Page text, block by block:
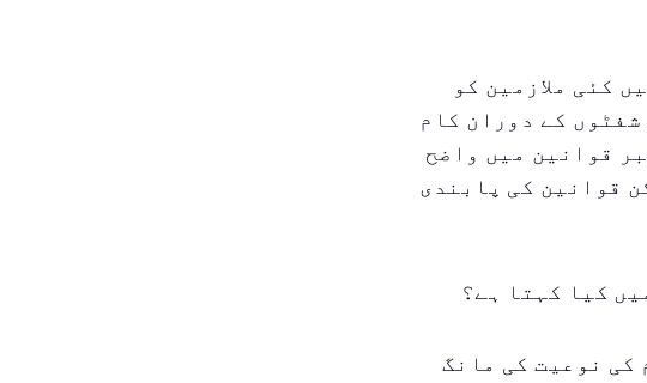
کئی ملازمین کو
کے دوران کام
قوانین میں واضح
قوانین کی پابندی
کیا کہتا ہے؟
کی نوعیت کی مانگ